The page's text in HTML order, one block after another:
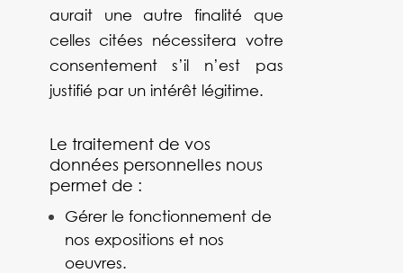
aurait une autre finalité que
celles citées nécessitera votre
consentement s’il n’est pas
justifié par un intérêt légitime.
Le traitement de vos
données personnelles nous
permet de :
Gérer le fonctionnement de
nos expositions et nos
oeuvres.